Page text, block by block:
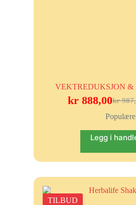
VEKTREDUKSJON
kr
kr 888,00
Legg i
TILBUD